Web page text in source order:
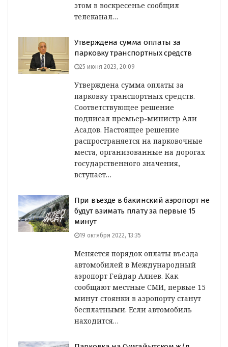
этом в воскресенье сообщил
телеканал…
Утверждена сумма оплаты за
парковку транспортных средств
25 июня 2023, 20:09
Утверждена сумма оплаты за
парковку транспортных средств.
Соответствующее решение
подписал премьер-министр Али
Асадов. Настоящее решение
распространяется на парковочные
места, организованные на дорогах
государственного значения,
вступает…
При въезде в бакинский аэропорт не
будут взимать плату за первые 15
минут
19 октября 2022, 13:35
Меняется порядок оплаты въезда
автомобилей в Международный
аэропорт Гейдар Алиев. Как
сообщают местные СМИ, первые 15
минут стоянки в аэропорту станут
бесплатными. Если автомобиль
находится…